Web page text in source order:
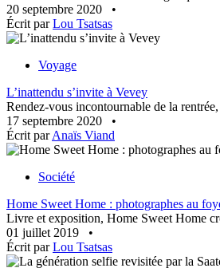
20 septembre 2020
•
Écrit parLou Tsatsas
Voyage
L’inattendu s’invite à Vevey
Rendez-vous incontournable de la
17 septembre 2020
•
Écrit parAnaïs Viand
Société
Home Sweet Home : photographes au
Livre et exposition, Home Sweet Home
01 juillet 2019
•
Écrit parLou Tsatsas